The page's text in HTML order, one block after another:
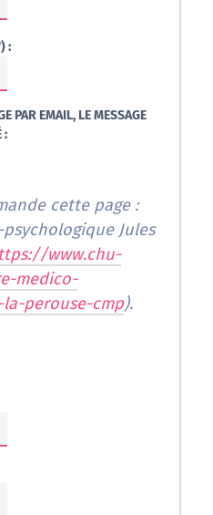
:
PAR EMAIL, LE MESSAGE
:
cette page :
Jules
www.chu-
medico-
perouse-cmp).